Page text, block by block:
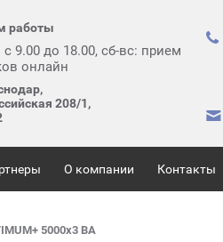
работы
с 9.00 до 18.00, сб-вс: прием
онлайн
208/1,
О компании Контакты
5000х3 ВА